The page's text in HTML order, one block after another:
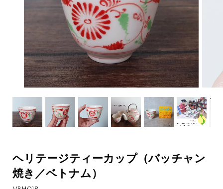
ヘリテージティーカップ（バッチャン
焼き／ベトナム）